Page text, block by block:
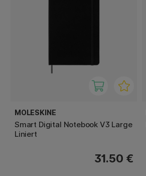
MOLESKINE
Smart Digital Notebook V3 Large
Liniert
31.50 €